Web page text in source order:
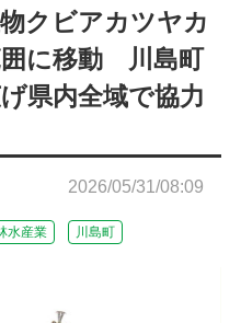
クビアカツヤカ
に移動 川島町
県内全域で協力
2026/05/31/08:09
水産業 川島町